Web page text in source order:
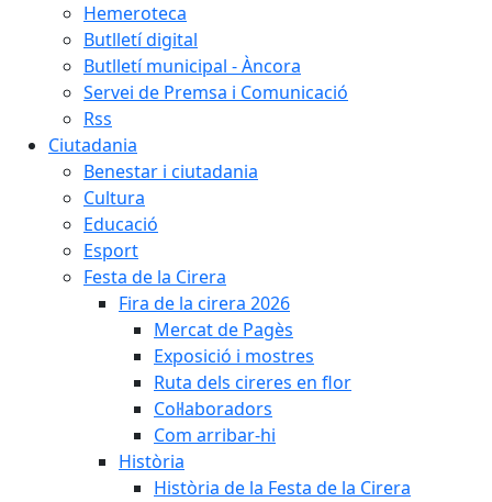
Hemeroteca
Butlletí digital
Butlletí municipal - Àncora
Servei de Premsa i Comunicació
Rss
Ciutadania
Benestar i ciutadania
Cultura
Educació
Esport
Festa de la Cirera
Fira de la cirera 2026
Mercat de Pagès
Exposició i mostres
Ruta dels cireres en flor
Col·laboradors
Com arribar-hi
Història
Història de la Festa de la Cirera